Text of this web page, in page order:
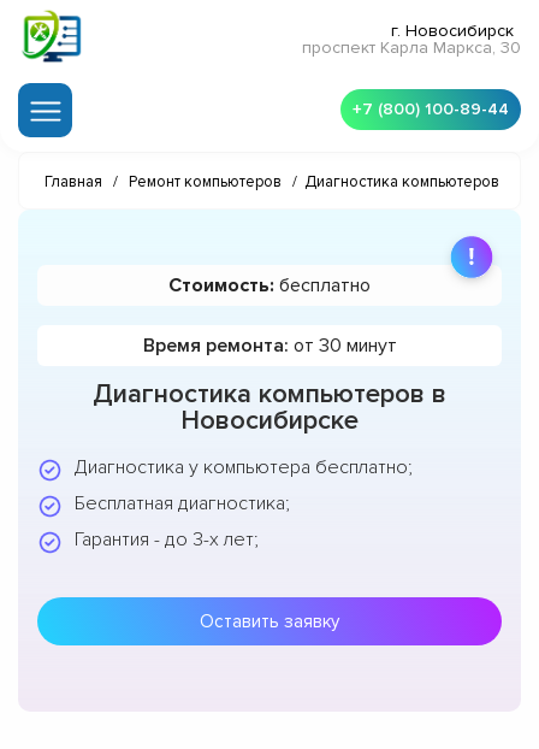
г. Новосибирск
проспект Карла Маркса, 30
+7 (800) 100-89-44
Главная / Ремонт компьютеров / Диагностика компьютеров
Диагностика компьютеров в
Новосибирске
Диагностика у компьютера бесплатно;
Бесплатная диагностика;
Гарантия - до 3-х лет;
Оставить заявку
Стоимость: бесплатно
Время ремонта: от 30 минут